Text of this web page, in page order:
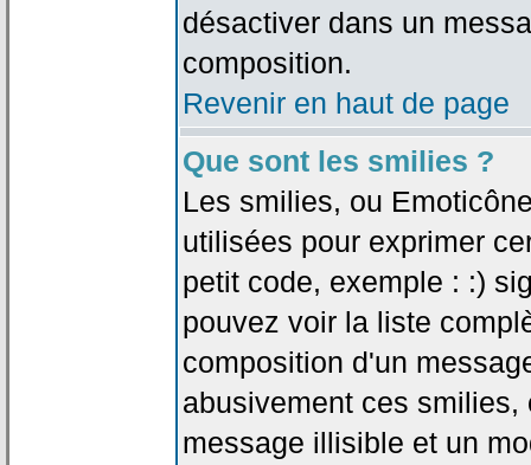
désactiver dans un
composition.
Revenir en haut de page
Que sont les smilies ?
Les smilies, ou
utilisées pour exprimer
petit code, exemple : :)
pouvez voir la liste
composition d'un
abusivement ces
message illisible et un